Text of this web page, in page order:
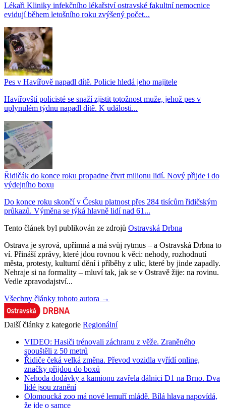
Lékaři Kliniky infekčního lékařství ostravské fakultní nemocnice
evidují během letošního roku zvýšený počet...
Pes v Havířově napadl dítě. Policie hledá jeho majitele
Havířovští policisté se snaží zjistit totožnost muže, jehož pes v
uplynulém týdnu napadl dítě. K události...
Řidičák do konce roku propadne čtvrt milionu lidí. Nový přijde i do
výdejního boxu
Do konce roku skončí v Česku platnost přes 284 tisícům řidičským
průkazů. Výměna se týká hlavně lidí nad 61...
Tento článek byl publikován ze zdrojů Ostravská Drbna
Ostrava je syrová, upřímná a má svůj rytmus – a Ostravská Drbna to
ví. Přináší zprávy, které jdou rovnou k věci: nehody, rozhodnutí
města, protesty, kulturní dění i příběhy z ulic, které by jinde zapadly.
Nehraje si na formality – mluví tak, jak se v Ostravě žije: na rovinu.
Vedle zpravodajství...
Všechny články tohoto autora →
Další články z kategorie Regionální
VIDEO: Hasiči trénovali záchranu z věže. Zraněného
spouštěli z 50 metrů
Řidiče čeká velká změna. Převod vozidla vyřídí online,
značky přijdou do boxů
Nehoda dodávky a kamionu zavřela dálnici D1 na Brno. Dva
lidé jsou zranění
Olomoucká zoo má nové lemuří mládě. Bílá hlava napovídá,
že jde o samce